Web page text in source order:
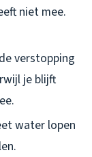
niet mee.
verstopping
je blijft
water lopen